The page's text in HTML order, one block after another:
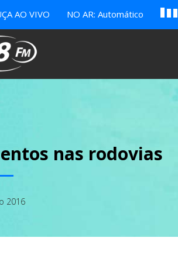
AO VIVO NO AR: Automático B c
nas rodovias
2016